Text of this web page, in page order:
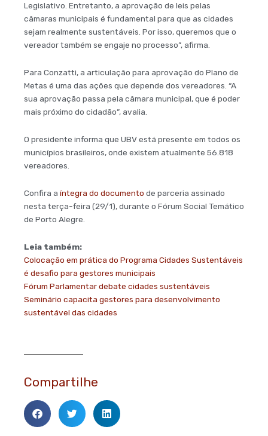
Legislativo. Entretanto, a aprovação de leis pelas
câmaras municipais é fundamental para que as cidades
sejam realmente sustentáveis. Por isso, queremos que o
vereador também se engaje no processo”, afirma.
Para Conzatti, a articulação para aprovação do Plano de
Metas é uma das ações que depende dos vereadores. “A
sua aprovação passa pela câmara municipal, que é poder
mais próximo do cidadão”, avalia.
O presidente informa que UBV está presente em todos os
municípios brasileiros, onde existem atualmente 56.818
vereadores.
Confira a íntegra do documento de parceria assinado
nesta terça-feira (29/1), durante o Fórum Social Temático
de Porto Alegre.
Leia também:
Colocação em prática do Programa Cidades Sustentáveis
é desafio para gestores municipais
Fórum Parlamentar debate cidades sustentáveis
Seminário capacita gestores para desenvolvimento
sustentável das cidades
Compartilhe